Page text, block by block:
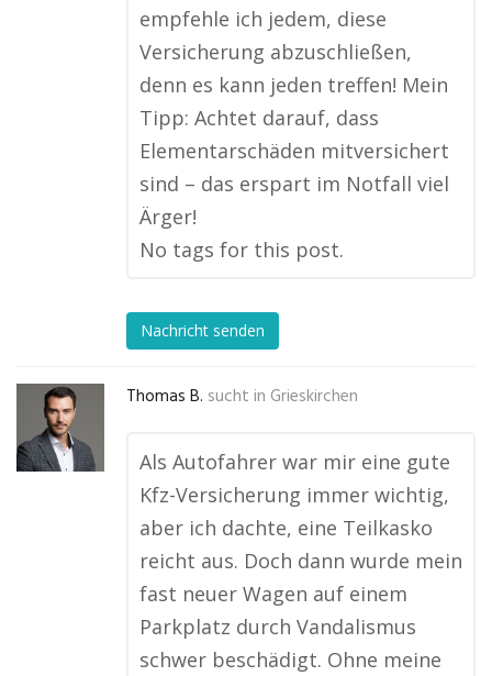
empfehle ich jedem, diese
Versicherung abzuschließen,
denn es kann jeden treffen! Mein
Tipp: Achtet darauf, dass
Elementarschäden mitversichert
sind – das erspart im Notfall viel
Ärger!
No tags for this post.
Nachricht senden
Thomas B. sucht in Grieskirchen
Als Autofahrer war mir eine gute
Kfz-Versicherung immer wichtig,
aber ich dachte, eine Teilkasko
reicht aus. Doch dann wurde mein
fast neuer Wagen auf einem
Parkplatz durch Vandalismus
schwer beschädigt. Ohne meine